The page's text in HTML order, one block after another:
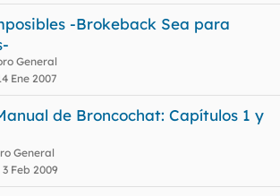
-Brokeback Sea para
General
Ene 2007
de Broncochat: Capítulos 1 y
General
3 Feb 2009